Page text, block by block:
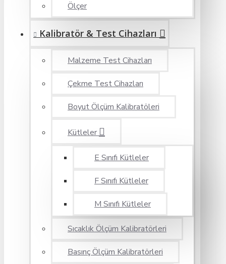
Ölçer
Kalibratör & Test Cihazları
Malzeme Test Cihazları
Çekme Test Cihazları
Boyut Ölçüm Kalibratöleri
Kütleler
E Sınıfı Kütleler
F Sınıfı Kütleler
M Sınıfı Kütleler
Sıcaklık Ölçüm Kalibratörleri
Basınç Ölçüm Kalibratörleri